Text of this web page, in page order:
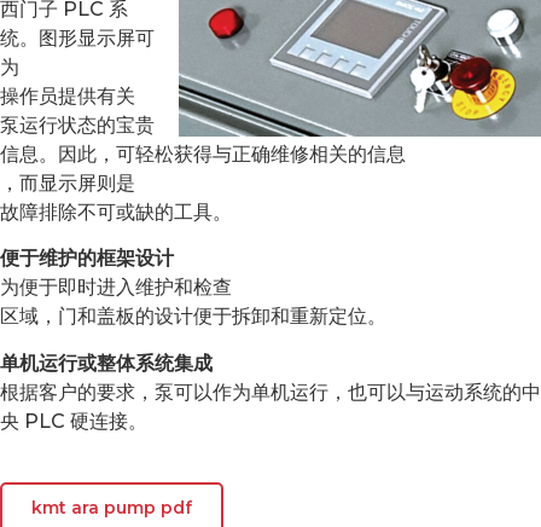
西门子 PLC 系
统。图形显示屏可
为
操作员提供有关
泵运行状态的宝贵
信息。因此，可轻松获得与正确维修相关的信息
，而显示屏则是
故障排除不可或缺的工具。
便于维护的框架设计
为便于即时进入维护和检查
区域，门和盖板的设计便于拆卸和重新定位。
单机运行或整体系统集成
根据客户的要求，泵可以作为单机运行，也可以与运动系统的中
央 PLC 硬连接。
kmt ara pump pdf